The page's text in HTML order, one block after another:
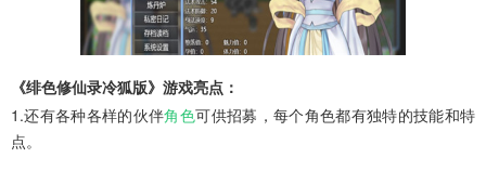
《绯色修仙录冷狐版》游戏亮点：
1.还有各种各样的伙伴角色可供招募，每个角色都有独特的技能和特
点。